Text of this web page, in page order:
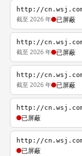
http://
截至 2026 年 已屏蔽
http://
截至 2026 年 已屏蔽
http://
截至 2026 年 已屏蔽
http://
已屏蔽
http://cn.wsj.com/
已屏蔽